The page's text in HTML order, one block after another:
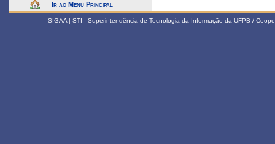
Ir ao Menu Principal
SIGAA | STI - Superintendência de Tecnologia da Informação da UFPB /